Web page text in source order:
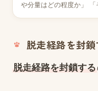
や分量はどの程度か」
脱走経路を封鎖
脱走経路を封鎖する